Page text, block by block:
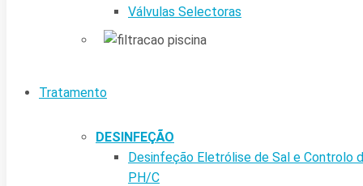
Válvulas Selectoras
Tratamento
DESINFEÇÃO
Desinfeção Eletrólise de Sal e Controlo
PH/C